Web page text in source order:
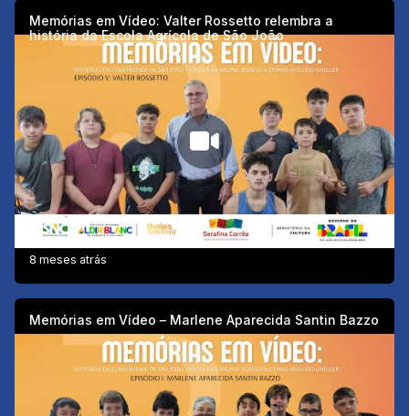
Memórias em Vídeo: Valter Rossetto relembra a
história da Escola Agrícola de São João
8 meses atrás
Memórias em Vídeo – Marlene Aparecida Santin Bazzo